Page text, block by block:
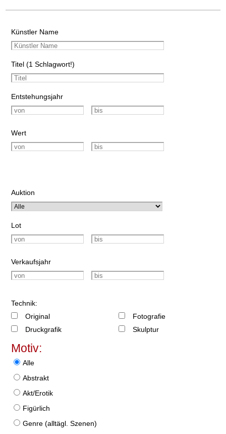
Künstler Name
Titel (1 Schlagwort!)
Entstehungsjahr
Wert
Auktion
Lot
Verkaufsjahr
Technik:
Original
Druckgrafik
Fotografie
Skulptur
Motiv:
Alle
Abstrakt
Akt/Erotik
Figürlich
Genre (alltägl. Szenen)